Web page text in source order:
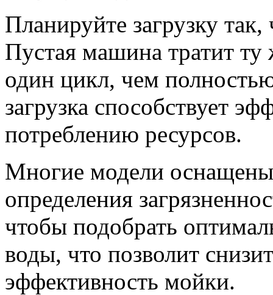
Планируйте загрузку
Пустая машина тратит
один цикл, чем
загрузка способствует
потреблению ресурсов.
Многие модели
определения
чтобы подобрать
воды, что позволит
эффективность мойки.